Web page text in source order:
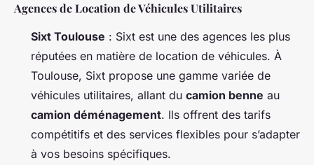
Agences de Location de Véhicules Utilitaires
Sixt Toulouse : Sixt est une des agences les plus
réputées en matière de location de véhicules. À
Toulouse, Sixt propose une gamme variée de
véhicules utilitaires, allant du camion benne au
camion déménagement. Ils offrent des tarifs
compétitifs et des services flexibles pour s’adapter
à vos besoins spécifiques.